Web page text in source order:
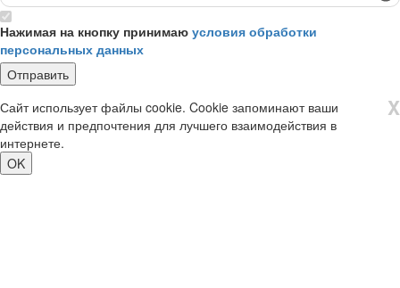
Нажимая на кнопку принимаю условия обработки
персональных данных
X
Сайт использует файлы cookie. Cookie запоминают ваши
действия и предпочтения для лучшего взаимодействия в
интернете.
OK